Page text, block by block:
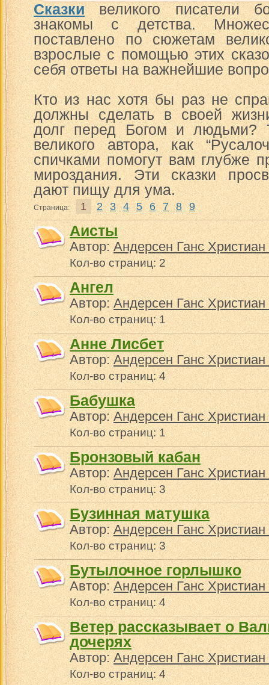
Сказкивеликого писатели
знакомы с детства.
поставлено по сюжетам
взрослые с помощью этих
себя ответы на важнейшие
Кто из нас хотя бы раз не
должны сделать в своей
долг перед Богом и людьми?
великого автора, как
спичками помогут вам глубже
мироздания. Эти сказки
дают пищу для ума.
Страница: 1 2 3 4 5 6 7 8 9
Аисты
Автор:Андерсен Ганс Христиан
Кол-во страниц: 2
Ангел
Автор:Андерсен Ганс Христиан
Кол-во страниц: 1
Анне Лисбет
Автор:Андерсен Ганс Христиан
Кол-во страниц: 4
Бабушка
Автор:Андерсен Ганс Христиан
Кол-во страниц: 1
Бронзовый кабан
Автор:Андерсен Ганс Христиан
Кол-во страниц: 3
Бузинная матушка
Автор:Андерсен Ганс Христиан
Кол-во страниц: 3
Бутылочное горлышко
Автор:Андерсен Ганс Христиан
Кол-во страниц: 4
Ветер рассказывает о
дочерях
Автор:Андерсен Ганс Христиан
Кол-во страниц: 4